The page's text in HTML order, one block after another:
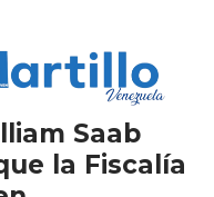
Saab
la Fiscalía